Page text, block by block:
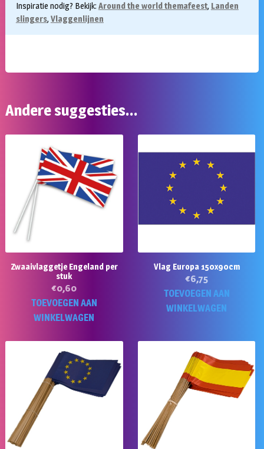
Inspiratie nodig? Bekijk: Around the world themafeest, Landen
slingers, Vlaggenlijnen
Andere suggesties…
Zwaaivlaggetje Engeland per
stuk
€0,60
TOEVOEGEN AAN
WINKELWAGEN
Vlag Europa 150x90cm
€6,75
TOEVOEGEN AAN
WINKELWAGEN